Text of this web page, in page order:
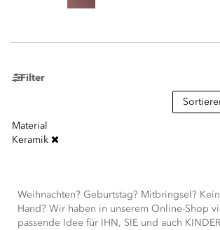
Filter
Material
Keramik
Weihnachten? Geburtstag? Mitbringsel?
Hand? Wir haben in unserem Online-Shop
passende Idee für IHN, SIE und auch